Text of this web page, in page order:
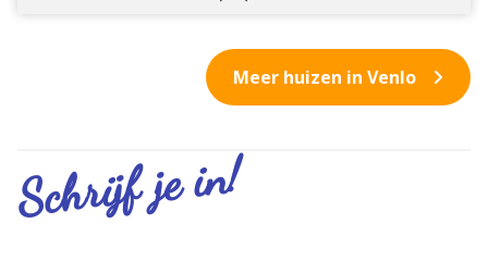
Meer huizen in Venlo
Schrijf je in!